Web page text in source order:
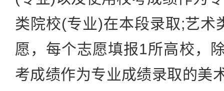
类院校(专业)在本段录取;艺术
愿，每个志愿填报1所高校，
考成绩作为专业成绩录取的美